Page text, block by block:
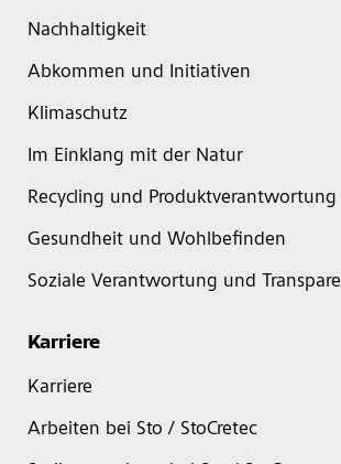
Nachhaltigkeit
Abkommen und Initiativen
Klimaschutz
Im Einklang mit der Natur
Recycling und Produktverantwortung
Gesundheit und Wohlbefinden
Soziale Verantwortung und
Karriere
Karriere
Arbeiten bei Sto / StoCretec